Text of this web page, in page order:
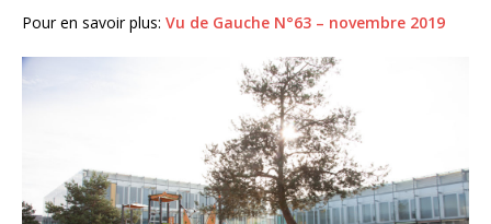
Pour en savoir plus: Vu de Gauche N°63 – novembre 2019